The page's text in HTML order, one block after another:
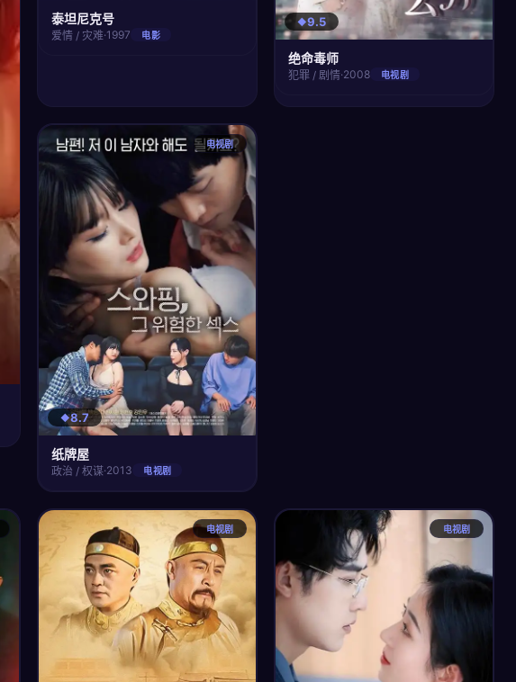
泰坦尼克号
爱情 / 灾难·1997 电影
9.5
绝命毒师
犯罪 / 剧情·2008 电视剧
电视剧
8.7
纸牌屋
政治 / 权谋·2013 电视剧
电视剧 电视剧